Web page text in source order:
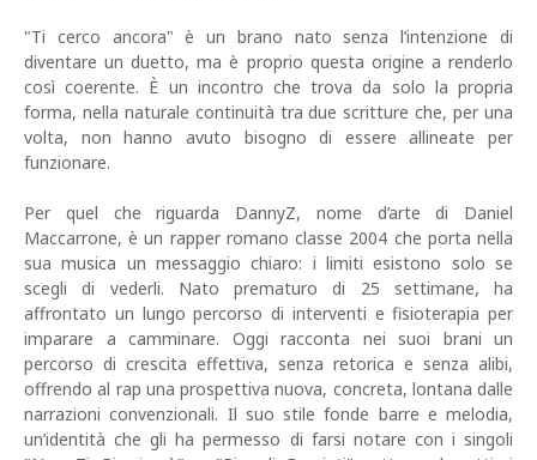
"Ti cerco ancora" è un brano nato senza l’intenzione di
diventare un duetto, ma è proprio questa origine a renderlo
così coerente. È un incontro che trova da solo la propria
forma, nella naturale continuità tra due scritture che, per una
volta, non hanno avuto bisogno di essere allineate per
funzionare.
Per quel che riguarda DannyZ, nome d’arte di Daniel
Maccarrone, è un rapper romano classe 2004 che porta nella
sua musica un messaggio chiaro: i limiti esistono solo se
scegli di vederli. Nato prematuro di 25 settimane, ha
affrontato un lungo percorso di interventi e fisioterapia per
imparare a camminare. Oggi racconta nei suoi brani un
percorso di crescita effettiva, senza retorica e senza alibi,
offrendo al rap una prospettiva nuova, concreta, lontana dalle
narrazioni convenzionali. Il suo stile fonde barre e melodia,
un’identità che gli ha permesso di farsi notare con i singoli